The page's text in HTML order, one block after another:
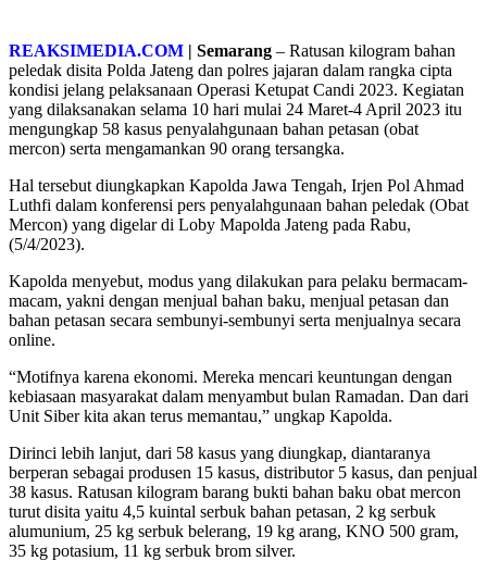
REAKSIMEDIA.COM | Semarang – Ratusan kilogram bahan
peledak disita Polda Jateng dan polres jajaran dalam rangka cipta
kondisi jelang pelaksanaan Operasi Ketupat Candi 2023. Kegiatan
yang dilaksanakan selama 10 hari mulai 24 Maret-4 April 2023 itu
mengungkap 58 kasus penyalahgunaan bahan petasan (obat
mercon) serta mengamankan 90 orang tersangka.
Hal tersebut diungkapkan Kapolda Jawa Tengah, Irjen Pol Ahmad
Luthfi dalam konferensi pers penyalahgunaan bahan peledak (Obat
Mercon) yang digelar di Loby Mapolda Jateng pada Rabu,
(5/4/2023).
Kapolda menyebut, modus yang dilakukan para pelaku bermacam-
macam, yakni dengan menjual bahan baku, menjual petasan dan
bahan petasan secara sembunyi-sembunyi serta menjualnya secara
online.
“Motifnya karena ekonomi. Mereka mencari keuntungan dengan
kebiasaan masyarakat dalam menyambut bulan Ramadan. Dan dari
Unit Siber kita akan terus memantau,” ungkap Kapolda.
Dirinci lebih lanjut, dari 58 kasus yang diungkap, diantaranya
berperan sebagai produsen 15 kasus, distributor 5 kasus, dan penjual
38 kasus. Ratusan kilogram barang bukti bahan baku obat mercon
turut disita yaitu 4,5 kuintal serbuk bahan petasan, 2 kg serbuk
alumunium, 25 kg serbuk belerang, 19 kg arang, KNO 500 gram,
35 kg potasium, 11 kg serbuk brom silver.